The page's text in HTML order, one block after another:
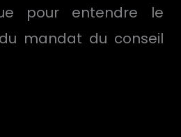
pour entendre le
mandat du conseil